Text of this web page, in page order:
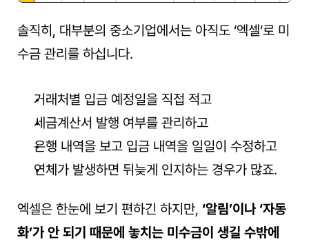
솔직히, 대부분의 중소기업에서는 아직도 ‘엑셀’로 미
수금 관리를 하십니다.
거래처별 입금 예정일을 직접 적고
세금계산서 발행 여부를 관리하고
은행 내역을 보고 입금 내역을 일일이 수정하고
연체가 발생하면 뒤늦게 인지하는 경우가 많죠.
엑셀은 한눈에 보기 편하긴 하지만, ‘알림’이나 ‘자동
화’가 안 되기 때문에 놓치는 미수금이 생길 수밖에